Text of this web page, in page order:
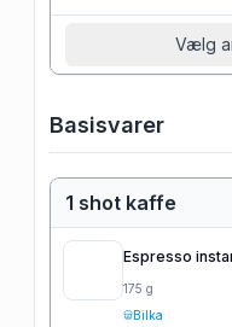
Vælg
Basisvarer
1 shot kaffe
Espresso
175 g
Bilka